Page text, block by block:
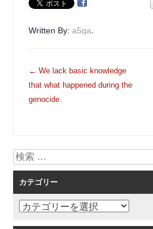
Written By:a5qa.
投
稿
ナ
シ
ョ
ン
← We lack basic knowledge
that what happened during the
genocide.
検
索
カテゴリー
カ